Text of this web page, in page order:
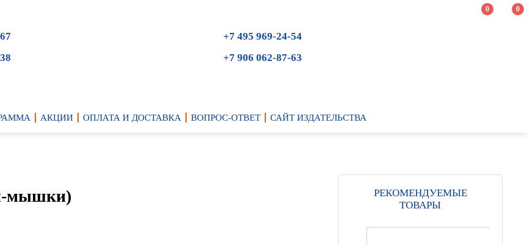
0 0
+7 495 969-24-54
+7 906 062-87-63
АКЦИИ ОПЛАТА И ДОСТАВКА ВОПРОС-ОТВЕТ САЙТ ИЗДАТЕЛЬСТВА
мышки)
РЕКОМЕНДУЕМЫЕ
ТОВАРЫ